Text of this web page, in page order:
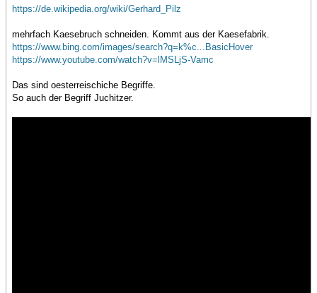
https://de.wikipedia.org/wiki/Gerhard_Pilz
mehrfach Kaesebruch schneiden. Kommt aus der Kaesefabrik.
https://www.bing.com/images/search?q=k%c...BasicHover
https://www.youtube.com/watch?v=lMSLjS-Vamc
Das sind oesterreischiche Begriffe.
So auch der Begriff Juchitzer.